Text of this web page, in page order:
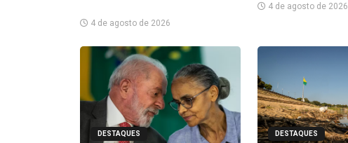
4 de agosto de 2026
4 de agosto de 2026
DESTAQUES DESTAQUES